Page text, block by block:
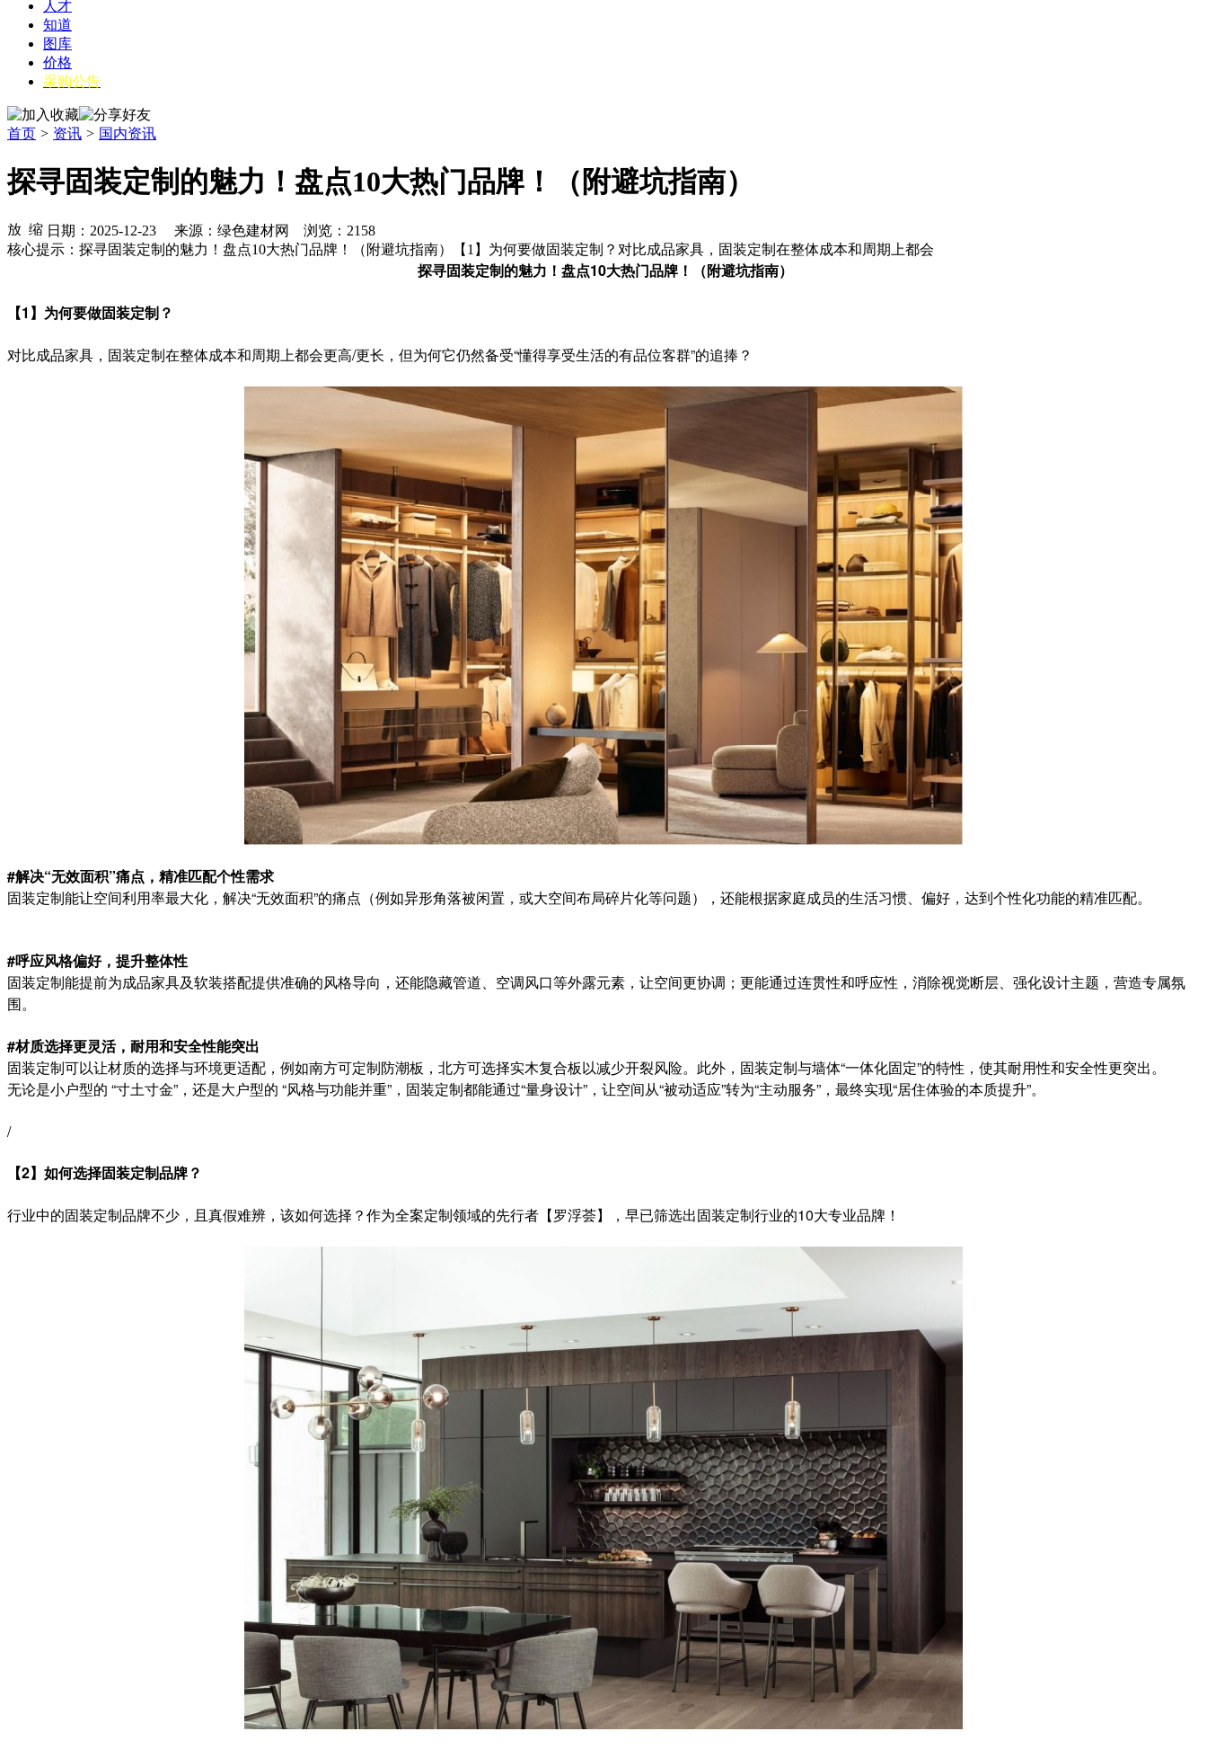
人才
知道
图库
价格
采购公告
首页 > 资讯 > 国内资讯
探寻固装定制的魅力！盘点10大热门品牌！（附避坑指南）
日期：2025-12-23 来源：绿色建材网 浏览： 2158
核心提示：探寻固装定制的魅力！盘点10大热门品牌！（附避坑指南）【1】为何要做固装定制？对比成品家具，固装定制在整体成本和周期上都会
探寻固装定制的魅力！盘点10大热门品牌！（附避坑指南）
【1】为何要做固装定制？
对比成品家具，固装定制在整体成本和周期上都会更高/更长，但为何它仍然备受“懂得享受生活的有品位客群”的追捧？
#解决“无效面积”痛点，精准匹配个性需求
固装定制能让空间利用率最大化，解决“无效面积”的痛点（例如异形角落被闲置，或大空间布局碎片化等问题），还能根据家庭成员的生活习惯、偏好，达到个性化功能的精准匹配。
#呼应风格偏好，提升整体性
固装定制能提前为成品家具及软装搭配提供准确的风格导向，还能隐藏管道、空调风口等外露元素，让空间更协调；更能通过连贯性和呼应性，消除视觉断层、强化设计主题，营造专属氛
围。
#材质选择更灵活，耐用和安全性能突出
固装定制可以让材质的选择与环境更适配，例如南方可定制防潮板，北方可选择实木复合板以减少开裂风险。此外，固装定制与墙体“一体化固定”的特性，使其耐用性和安全性更突出。
无论是小户型的 “寸土寸金”，还是大户型的 “风格与功能并重”，固装定制都能通过“量身设计”，让空间从“被动适应”转为“主动服务”，最终实现“居住体验的本质提升”。
/
【2】如何选择固装定制品牌？
行业中的固装定制品牌不少，且真假难辨，该如何选择？作为全案定制领域的先行者【罗浮荟】，早已筛选出固装定制行业的10大专业品牌！